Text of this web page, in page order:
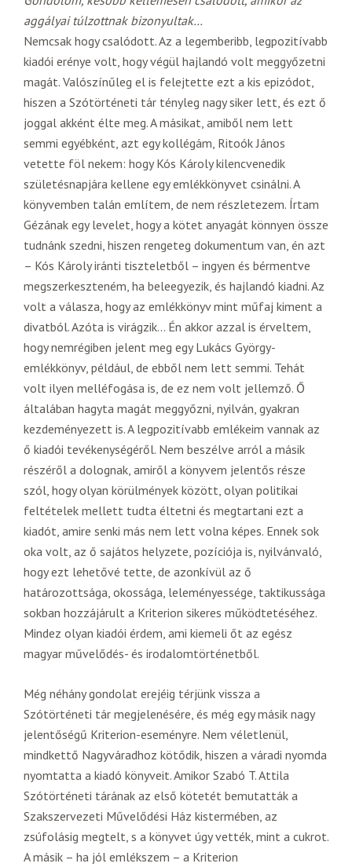
aggályai túlzottnak bizonyultak…
Nemcsak hogy csalódott. Az a legemberibb, legpozitívabb
kiadói erénye volt, hogy végül hajlandó volt meggyőzetni
magát. Valószínűleg el is felejtette ezt a kis epizódot,
hiszen a Szótörténeti tár tényleg nagy siker lett, és ezt ő
joggal akként élte meg. A másikat, amiből nem lett
semmi egyébként, azt egy kollégám, Ritoók János
vetette föl nekem: hogy Kós Károly kilencvenedik
születésnapjára kellene egy emlékkönyvet csinálni. A
könyvemben talán említem, de nem részletezem. Írtam
Gézának egy levelet, hogy a kötet anyagát könnyen össze
tudnánk szedni, hiszen rengeteg dokumentum van, én azt
– Kós Károly iránti tiszteletből – ingyen és bérmentve
megszerkeszteném, ha beleegyezik, és hajlandó kiadni. Az
volt a válasza, hogy az emlékkönyv mint műfaj kiment a
divatból. Azóta is virágzik… Én akkor azzal is érveltem,
hogy nemrégiben jelent meg egy Lukács György-
emlékkönyv, például, de ebből nem lett semmi. Tehát
volt ilyen melléfogása is, de ez nem volt jellemző. Ő
általában hagyta magát meggyőzni, nyilván, gyakran
kezdeményezett is. A legpozitívabb emlékeim vannak az
ő kiadói tevékenységéről. Nem beszélve arról a másik
részéről a dolognak, amiről a könyvem jelentős része
szól, hogy olyan körülmények között, olyan politikai
feltételek mellett tudta éltetni és megtartani ezt a
kiadót, amire senki más nem lett volna képes. Ennek sok
oka volt, az ő sajátos helyzete, pozíciója is, nyilvánvaló,
hogy ezt lehetővé tette, de azonkívül az ő
határozottsága, okossága, leleményessége, taktikussága
sokban hozzájárult a Kriterion sikeres működtetéséhez.
Mindez olyan kiadói érdem, ami kiemeli őt az egész
magyar művelődés- és irodalomtörténetből.
Még néhány gondolat erejéig térjünk vissza a
Szótörténeti tár megjelenésére, és még egy másik nagy
jelentőségű Kriterion-eseményre. Nem véletlenül,
mindkettő Nagyváradhoz kötődik, hiszen a váradi nyomda
nyomtatta a kiadó könyveit. Amikor Szabó T. Attila
Szótörténeti tárának az első kötetét bemutatták a
Szakszervezeti Művelődési Ház kistermében, az
zsúfolásig megtelt, s a könyvet úgy vették, mint a cukrot.
A másik – ha jól emlékszem – a Kriterion